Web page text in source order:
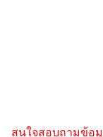
สนใจสอบถามข้อ